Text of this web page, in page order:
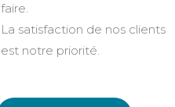
faire.
La satisfaction de nos clients
est notre priorité.